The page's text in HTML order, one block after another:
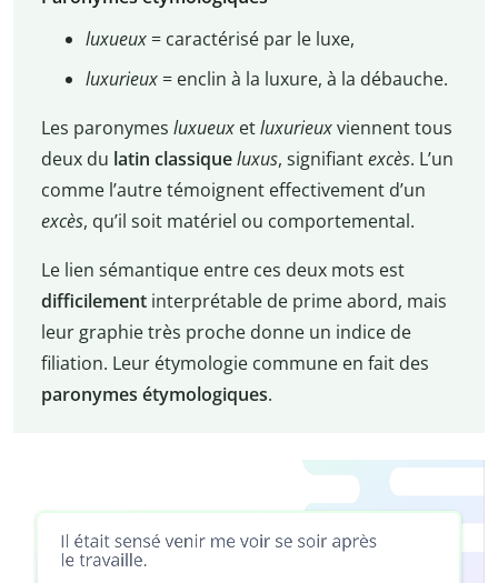
luxueux= caractérisé par le luxe,
luxurieux= enclin à la luxure, à la débauche.
Les paronymes luxueuxetluxurieuxviennent tous
deux du latin classiqueluxus, signifiantexcès. L’un
comme l’autre témoignent effectivement d’un
excès, qu’il soit matériel ou comportemental.
Le lien sémantique entre ces deux mots est
difficilementinterprétable de prime abord, mais
leur graphie très proche donne un indice de
filiation. Leur étymologie commune en fait des
paronymes étymologiques.